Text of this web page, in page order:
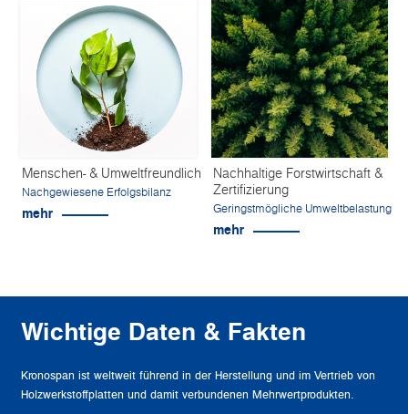
Menschen- & Umweltfreundlich
Nachgewiesene Erfolgsbilanz
mehr
Nachhaltige Forstwirtschaft &
Zertifizierung
Geringstmögliche Umweltbelastung
mehr
Wichtige Daten & Fakten
Kronospan ist weltweit führend in der Herstellung und im Vertrieb von
Holzwerkstoffplatten und damit verbundenen Mehrwertprodukten.